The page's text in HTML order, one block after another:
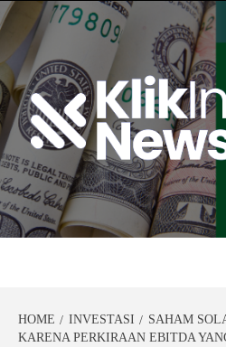
Skip
to
content
HOME INVESTASI
SAHAM
KARENA PERKIRAAN EBITDA